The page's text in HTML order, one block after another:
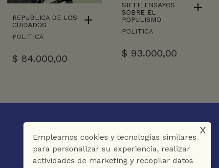
REPUBLICA DE LOS
CUIDADOS
POLITICA
$ 84.000,00
SIETE ENSAYOS
SOBRE EL
POPULISMO
POLITICA
$ 93.000,00
Empleamos cookies y tecnologías similares
para personalizar su experiencia, realizar
actividades de marketing y recopilar datos
x